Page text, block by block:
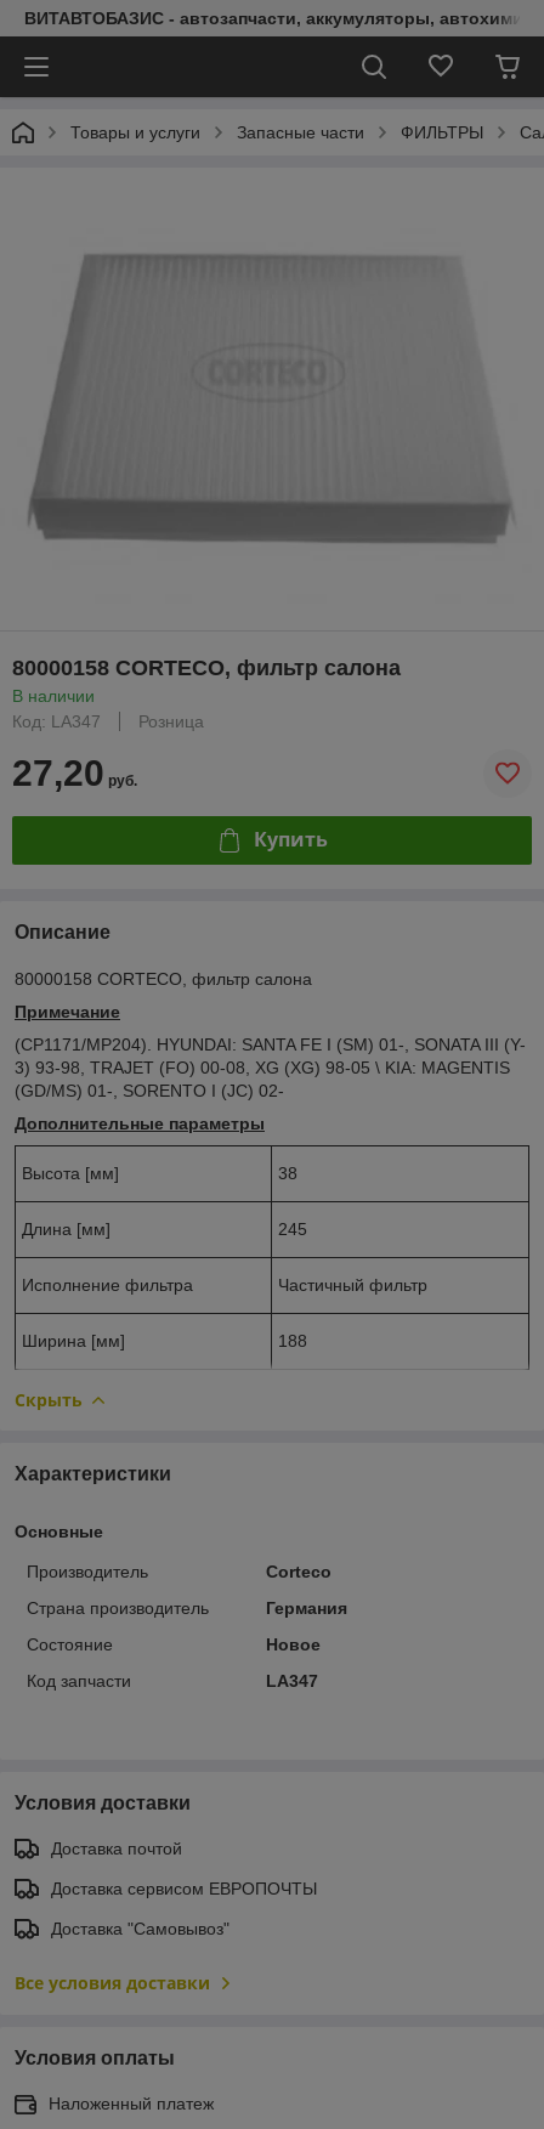
ВИТАВТОБАЗИС - автозапчасти, аккумуляторы, автохимия,
Товары и услуги Запасные части ФИЛЬТРЫ
80000158 CORTECO, фильтр салона
В наличии
Код: LA347
Розница
27,20 руб.
Купить
Описание
80000158 CORTECO, фильтр салона
Примечание
(CP1171/MP204). HYUNDAI: SANTA FE I (SM) 01-, SONATA III (Y-
3) 93-98, TRAJET (FO) 00-08, XG (XG) 98-05 \ KIA: MAGENTIS
(GD/MS) 01-, SORENTO I (JC) 02-
Дополнительные параметры
Высота [мм] 38
Длина [мм] 245
Исполнение фильтра Частичный фильтр
Ширина [мм] 188
Скрыть
Характеристики
Основные
Производитель
Corteco
Страна производитель
Германия
Состояние
Новое
Код запчасти
LA347
Условия доставки
Доставка почтой
Доставка сервисом ЕВРОПОЧТЫ
Доставка "Самовывоз"
Все условия доставки
Условия оплаты
Наложенный платеж